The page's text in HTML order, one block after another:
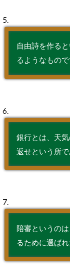
5.
自由詩を作る
るようなもので
6.
銀行とは、天
返せという所で
7.
陪審というの
るために選ば